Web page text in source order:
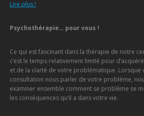
Lire plus !
Psychothérapie… pour vous !
Ce qui est fascinant dans la thérapie de notre
c’est le temps relativement limité pour
et de la clarté de votre problématique. Lorsque
consultation nous parler de votre problème,
examiner ensemble comment se problème se
les conséquences qu’il a dans votre vie.